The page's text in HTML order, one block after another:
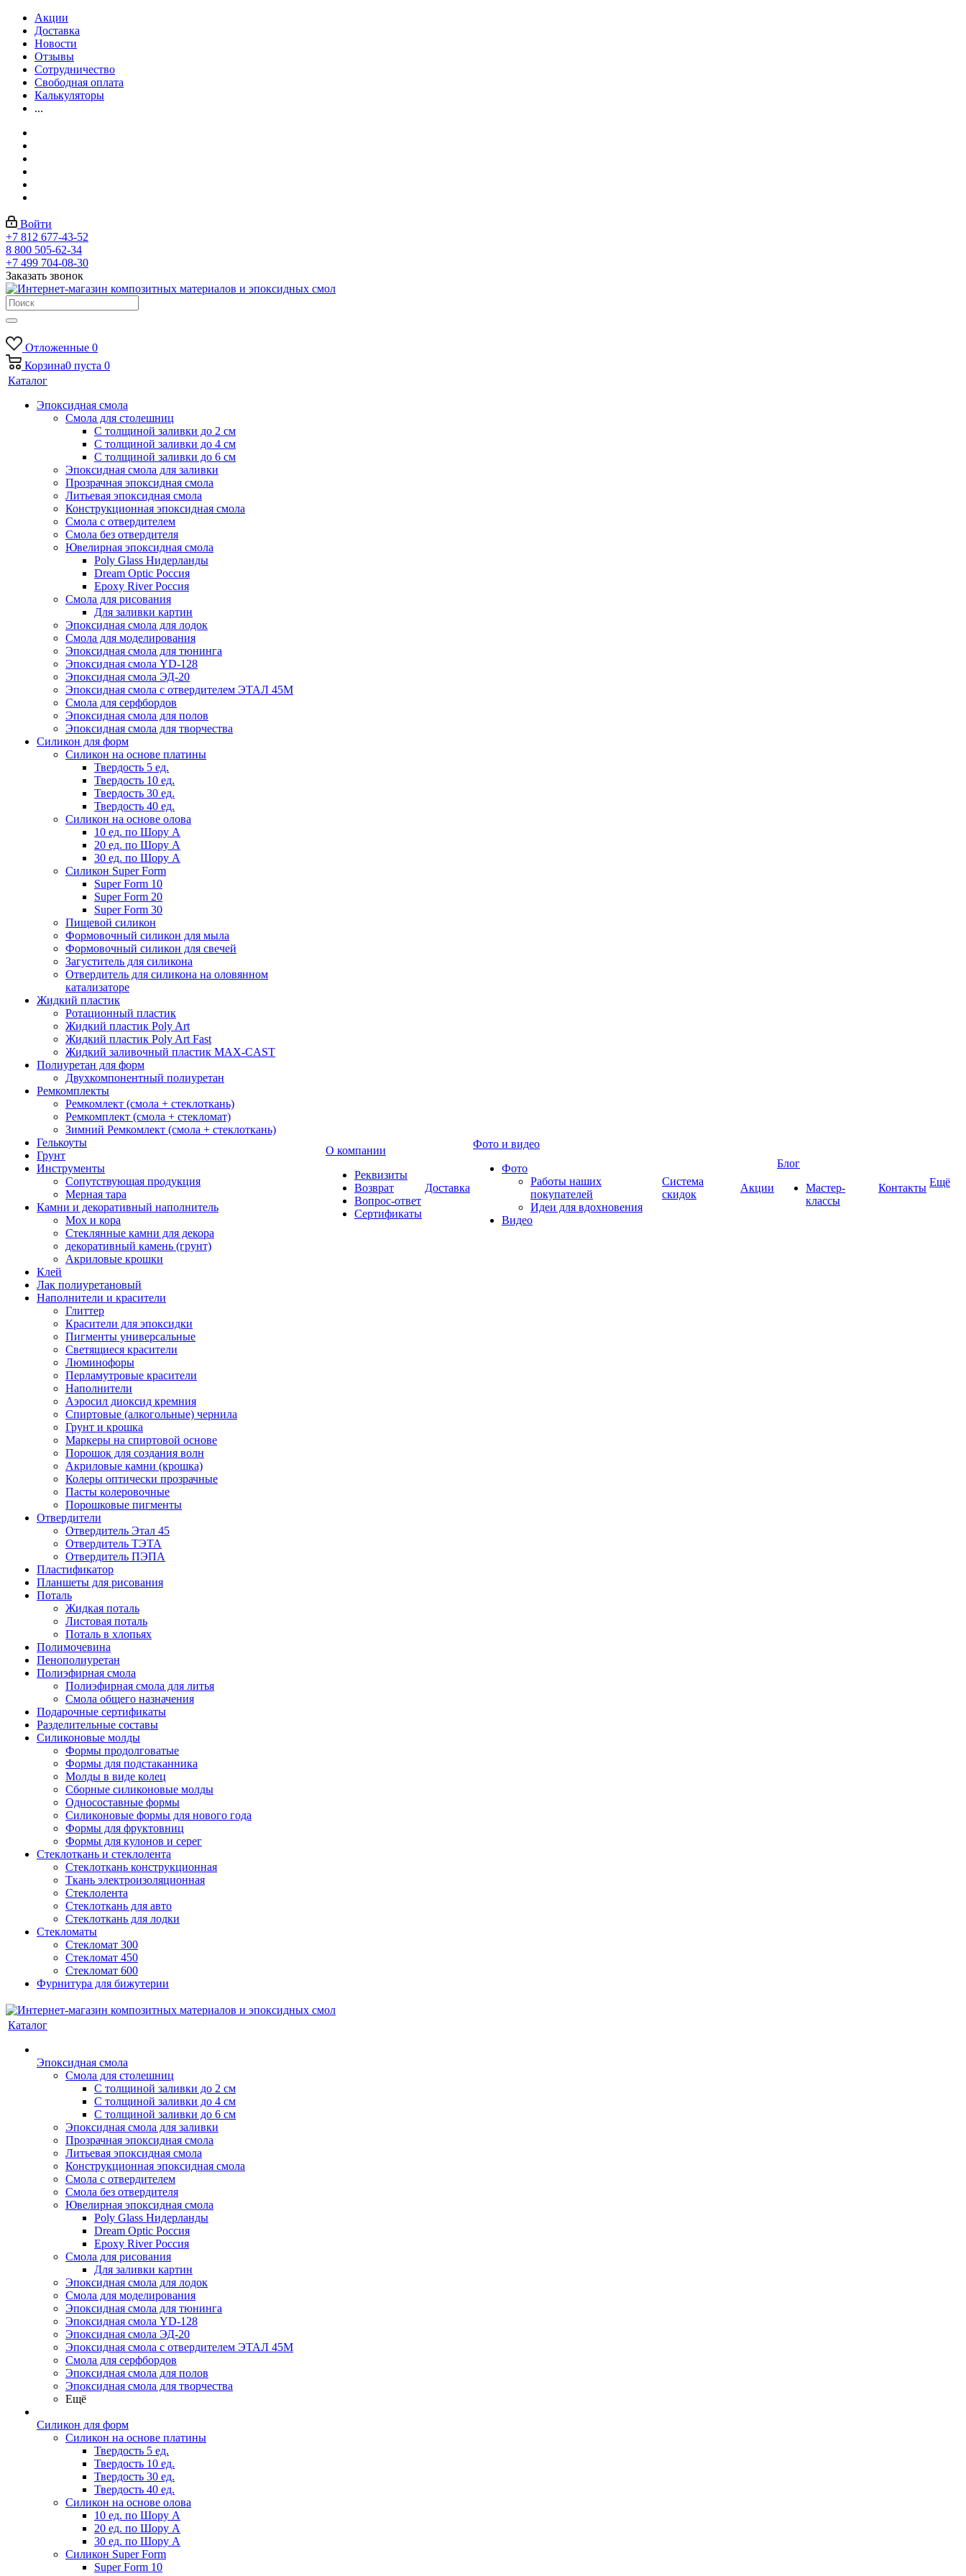
Акции
Доставка
Новости
Отзывы
Сотрудничество
Свободная оплата
Калькуляторы
...
Войти
+7 812 677-43-52
8 800 505-62-34
+7 499 704-08-30
Заказать звонок
Отложенные 0
Корзина0 пуста 0
Каталог
Эпоксидная смола
Смола для столешниц
С толщиной заливки до 2 см
С толщиной заливки до 4 см
С толщиной заливки до 6 см
Эпоксидная смола для заливки
Прозрачная эпоксидная смола
Литьевая эпоксидная смола
Конструкционная эпоксидная смола
Смола с отвердителем
Смола без отвердителя
Ювелирная эпоксидная смола
Poly Glass Нидерланды
Dream Optic Россия
Epoxy River Россия
Смола для рисования
Для заливки картин
Эпоксидная смола для лодок
Смола для моделирования
Эпоксидная смола для тюнинга
Эпоксидная смола YD-128
Эпоксидная смола ЭД-20
Эпоксидная смола с отвердителем ЭТАЛ 45М
Смола для серфбордов
Эпоксидная смола для полов
Эпоксидная смола для творчества
Силикон для форм
Силикон на основе платины
Твердость 5 ед.
Твердость 10 ед.
Твердость 30 ед.
Твердость 40 ед.
Силикон на основе олова
10 ед. по Шору А
20 ед. по Шору А
30 ед. по Шору А
Силикон Super Form
Super Form 10
Super Form 20
Super Form 30
Пищевой силикон
Формовочный силикон для мыла
Формовочный силикон для свечей
Загуститель для силикона
Отвердитель для силикона на оловянном
катализаторе
Жидкий пластик
Ротационный пластик
Жидкий пластик Poly Art
Жидкий пластик Poly Art Fast
Жидкий заливочный пластик MAX-CAST
Полиуретан для форм
Двухкомпонентный полиуретан
Ремкомплекты
Ремкомлект (смола + стеклоткань)
Ремкомплект (смола + стекломат)
Зимний Ремкомлект (смола + стеклоткань)
Гелькоуты
Грунт
Инструменты
Сопутствующая продукция
Мерная тара
Камни и декоративный наполнитель
Мох и кора
Стеклянные камни для декора
декоративный камень (грунт)
Акриловые крошки
Клей
Лак полиуретановый
Наполнители и красители
Глиттер
Красители для эпоксидки
Пигменты универсальные
Светящиеся красители
Люминофоры
Перламутровые красители
Наполнители
Аэросил диоксид кремния
Спиртовые (алкогольные) чернила
Грунт и крошка
Маркеры на спиртовой основе
Порошок для создания волн
Акриловые камни (крошка)
Колеры оптически прозрачные
Пасты колеровочные
Порошковые пигменты
Отвердители
Отвердитель Этал 45
Отвердитель ТЭТА
Отвердитель ПЭПА
Пластификатор
Планшеты для рисования
Поталь
Жидкая поталь
Листовая поталь
Поталь в хлопьях
Полимочевина
Пенополиуретан
Полиэфирная смола
Полиэфирная смола для литья
Смола общего назначения
Подарочные сертификаты
Разделительные составы
Силиконовые молды
Формы продолговатые
Формы для подстаканника
Молды в виде колец
Сборные силиконовые молды
Односоставные формы
Силиконовые формы для нового года
Формы для фруктовниц
Формы для кулонов и серег
Стеклоткань и стеклолента
Стеклоткань конструкционная
Ткань электроизоляционная
Стеклолента
Стеклоткань для авто
Стеклоткань для лодки
Стекломаты
Стекломат 300
Стекломат 450
Стекломат 600
Фурнитура для бижутерии
О компании
Реквизиты
Возврат
Вопрос-ответ
Сертификаты
Доставка
Фото и видео
Фото
Работы наших
покупателей
Идеи для вдохновения
Видео
Система
скидок
Акции
Блог
Мастер-
классы
Контакты Ещё
Каталог
Эпоксидная смола
Смола для столешниц
С толщиной заливки до 2 см
С толщиной заливки до 4 см
С толщиной заливки до 6 см
Эпоксидная смола для заливки
Прозрачная эпоксидная смола
Литьевая эпоксидная смола
Конструкционная эпоксидная смола
Смола с отвердителем
Смола без отвердителя
Ювелирная эпоксидная смола
Poly Glass Нидерланды
Dream Optic Россия
Epoxy River Россия
Смола для рисования
Для заливки картин
Эпоксидная смола для лодок
Смола для моделирования
Эпоксидная смола для тюнинга
Эпоксидная смола YD-128
Эпоксидная смола ЭД-20
Эпоксидная смола с отвердителем ЭТАЛ 45М
Смола для серфбордов
Эпоксидная смола для полов
Эпоксидная смола для творчества
Ещё
Силикон для форм
Силикон на основе платины
Твердость 5 ед.
Твердость 10 ед.
Твердость 30 ед.
Твердость 40 ед.
Силикон на основе олова
10 ед. по Шору А
20 ед. по Шору А
30 ед. по Шору А
Силикон Super Form
Super Form 10